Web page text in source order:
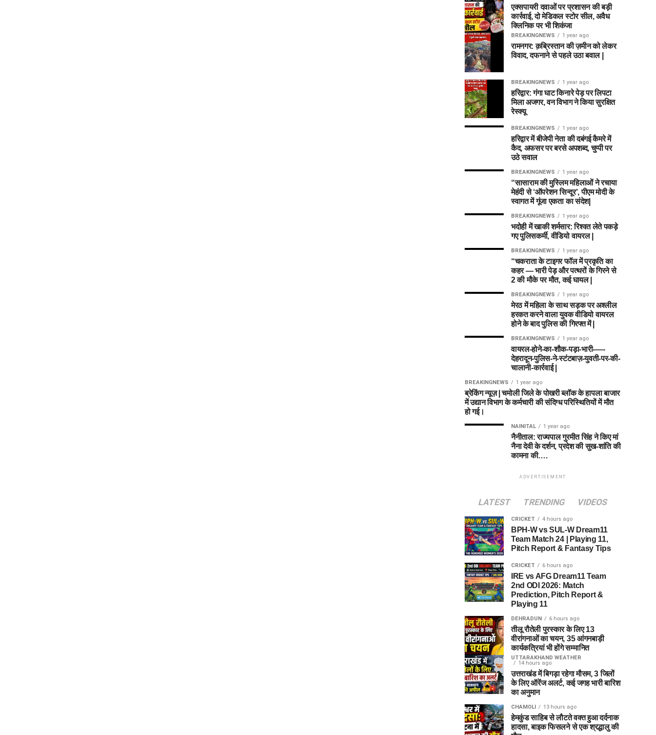
एक्सपायरी दवाओं पर प्रशासन की बड़ी
कार्रवाई, दो मेडिकल स्टोर सील, अवैध
क्लिनिक पर भी शिकंजा
BREAKINGNEWS 1 year ago
रामनगर: क़ब्रिस्तान की ज़मीन को लेकर
विवाद, दफनाने से पहले उठा बवाल |
BREAKINGNEWS 1 year ago
हरिद्वार: गंगा घाट किनारे पेड़ पर लिपटा
मिला अजगर, वन विभाग ने किया सुरक्षित
रेस्क्यू
BREAKINGNEWS 1 year ago
हरिद्वार में बीजेपी नेता की दबंगई कैमरे में
कैद, अफसर पर बरसे अपशब्द, चुप्पी पर
उठे सवाल
BREAKINGNEWS 1 year ago
“सासाराम की मुस्लिम महिलाओं ने रचाया
मेहंदी से ‘ऑपरेशन सिन्दूर’, पीएम मोदी के
स्वागत में गूंजा एकता का संदेश|
BREAKINGNEWS 1 year ago
भदोही में खाकी शर्मसार: रिश्वत लेते पकड़े
गए पुलिसकर्मी, वीडियो वायरल |
BREAKINGNEWS 1 year ago
“चकराता के टाइगर फॉल में प्रकृति का
कहर — भारी पेड़ और पत्थरों के गिरने से
2 की मौके पर मौत, कई घायल |
BREAKINGNEWS 1 year ago
मेरठ में महिला के साथ सड़क पर अश्लील
हरकत करने वाला युवक वीडियो वायरल
होने के बाद पुलिस की गिरफ्त में |
BREAKINGNEWS 1 year ago
वायरल-होने-का-शौक-पड़ा-भारी-—-
देहरादून-पुलिस-ने-स्टंटबाज़-युवती-पर-की-
चालानी-कार्रवाई |
BREAKINGNEWS 1 year ago
ब्रेकिंग न्यूज़ | चमोली जिले के पोखरी ब्लॉक के हापला बाजार
में उद्यान विभाग के कर्मचारी की संदिग्ध परिस्थितियों में मौत
हो गई।
NAINITAL 1 year ago
नैनीताल: राज्यपाल गुरमीत सिंह ने किए मां
नैना देवी के दर्शन, प्रदेश की सुख-शांति की
कामना की….
ADVERTISEMENT
LATEST TRENDING VIDEOS
CRICKET 4 hours ago
BPH-W vs SUL-W Dream11
Team Match 24 | Playing 11,
Pitch Report & Fantasy Tips
CRICKET 6 hours ago
IRE vs AFG Dream11 Team
2nd ODI 2026: Match
Prediction, Pitch Report &
Playing 11
DEHRADUN 6 hours ago
तीलू रौतेली पुरस्कार के लिए 13
वीरांगनाओं का चयन, 35 आंगनबाड़ी
कार्यकत्रियां भी होंगे सम्मानित
UTTARAKHAND WEATHER
14 hours ago
उत्तराखंड में बिगड़ा रहेगा मौसम, 3 जिलों
के लिए ऑरेंज अलर्ट, कई जगह भारी बारिश
का अनुमान
CHAMOLI 13 hours ago
हेमकुंड साहिब से लौटते वक्त हुआ दर्दनाक
हादसा, बाइक फिसलने से एक श्रद्धालु की